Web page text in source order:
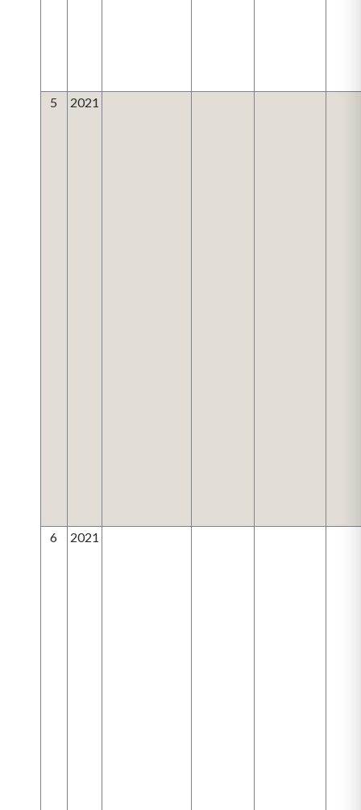
5 2021
6 2021